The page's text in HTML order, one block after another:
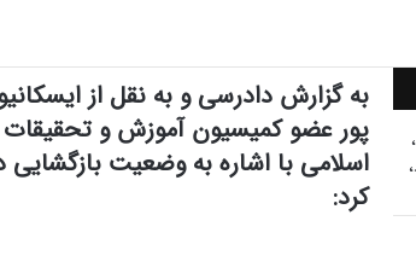
به گزارش دادرسی و به نقل از
پور عضو کمیسیون آموزش و
اسلامی با اشاره به وضعیت بازگشایی
کرد: